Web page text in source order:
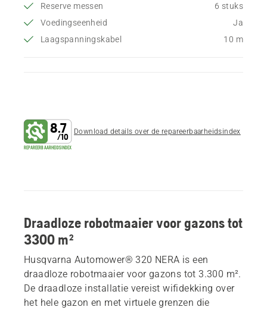
Reserve messen
6 stuks
Voedingseenheid
Ja
Laagspanningskabel
10 m
8.7
/10
REPAREERBAARHEIDSINDEX
Download details over de repareerbaarheidsindex
Draadloze robotmaaier voor gazons tot
3300 m²
Husqvarna Automower® 320 NERA is een
draadloze robotmaaier voor gazons tot 3.300 m².
De draadloze installatie vereist wifidekking over
het hele gazon en met virtuele grenzen die